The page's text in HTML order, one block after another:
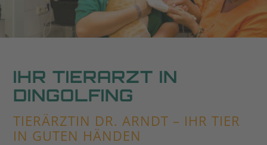
IHR TIERARZT IN
DINGOLFING
TIERÄRZTIN DR. ARNDT – IHR TIER
IN GUTEN HÄNDEN